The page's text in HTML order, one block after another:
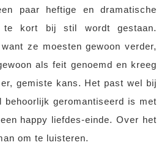
paar heftige en dramatische
te kort bij stil wordt gestaan.
ze moesten gewoon verder,
als feit genoemd en kreeg
gemiste kans. Het past wel bij
behoorlijk geromantiseerd is met
happy liefdes-einde. Over het
om te luisteren.